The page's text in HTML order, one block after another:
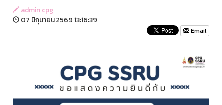
admin cpg
07 มิถุนายน 2569 13:16:39
Email